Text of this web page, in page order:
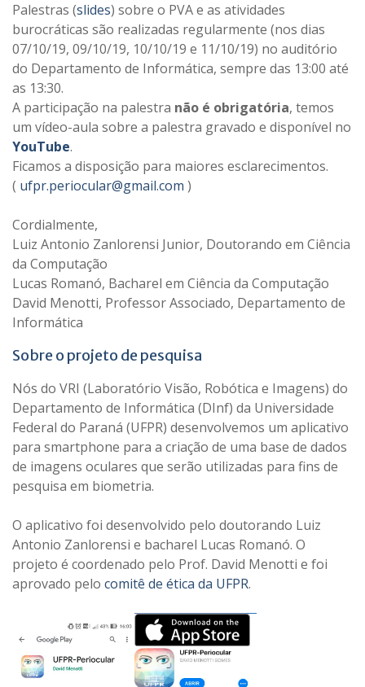
Palestras (slides) sobre o PVA e as atividades
burocráticas são realizadas regularmente (nos dias
07/10/19, 09/10/19, 10/10/19 e 11/10/19) no auditório
do Departamento de Informática, sempre das 13:00 até
as 13:30.
A participação na palestra não é obrigatória, temos
um vídeo-aula sobre a palestra gravado e disponível no
YouTube.
Ficamos a disposição para maiores esclarecimentos.
( ufpr.periocular@gmail.com )
Cordialmente,
Luiz Antonio Zanlorensi Junior, Doutorando em Ciência
da Computação
Lucas Romanó, Bacharel em Ciência da Computação
David Menotti, Professor Associado, Departamento de
Informática
Sobre o projeto de pesquisa
Nós do VRI (Laboratório Visão, Robótica e Imagens) do
Departamento de Informática (DInf) da Universidade
Federal do Paraná (UFPR) desenvolvemos um aplicativo
para smartphone para a criação de uma base de dados
de imagens oculares que serão utilizadas para fins de
pesquisa em biometria.
O aplicativo foi desenvolvido pelo doutorando Luiz
Antonio Zanlorensi e bacharel Lucas Romanó. O
projeto é coordenado pelo Prof. David Menotti e foi
aprovado pelo comitê de ética da UFPR.